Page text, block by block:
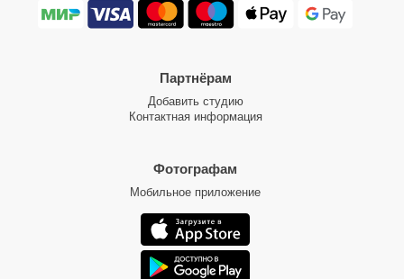
Партнёрам
Добавить студию
Контактная информация
Фотографам
Мобильное приложение